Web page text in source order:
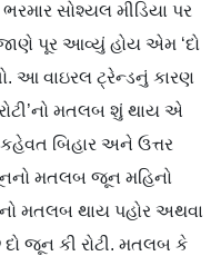
સોશ્યલ મીડિયા પર
જાણે પૂર આવ્યું હોય એમ ‘દો
આ વાઇરલ ટ્રેન્ડનું કારણ
મતલબ શું થાય એ
બિહાર અને ઉત્તર
મતલબ જૂન મહિનો
મતલબ થાય પહોર અથવા
જૂન કી રોટી. મતલબ કે